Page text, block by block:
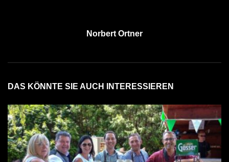
Norbert Ortner
DAS KÖNNTE SIE AUCH INTERESSIEREN